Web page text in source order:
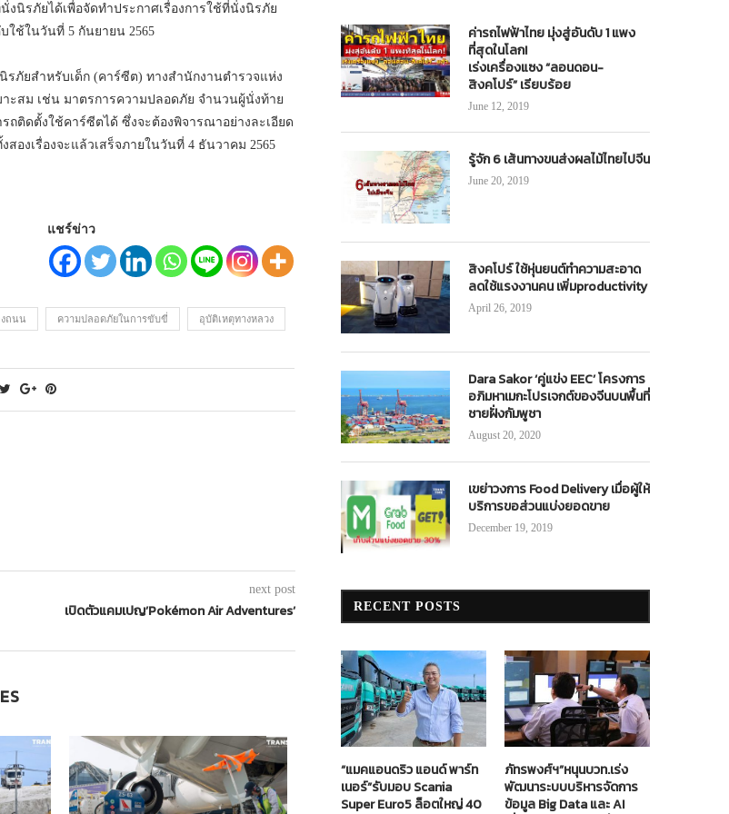
นิรภัยได้เพื่อจัดทำประกาศเรื่องการใช้ที่นั่งนิรภัย
ใช้ในวันที่ 5 กันยายน 2565
รภัยสำหรับเด็ก (คาร์ซีต) ทางสำนักงานตำรวจแห่ง
ะสม เช่น มาตรการความปลอดภัย จำนวนผู้นั่งท้าย
ติดตั้งใช้คาร์ซีตได้ ซึ่งจะต้องพิจารณาอย่างละเอียด
งเรื่องจะแล้วเสร็จภายในวันที่ 4 ธันวาคม 2565
แชร์ข่าว
ถนน ความปลอดภัยในการขับขี่ อุบัติเหตุทางหลวง
next post
เปิดตัวแคมเปญ’Pokémon Air Adventures’
ค่ารถไฟฟ้าไทย มุ่งสู่อันดับ 1 แพง
ที่สุดในโลก!
เร่งเครื่องแซง “ลอนดอน-
สิงคโปร์” เรียบร้อย
June 12, 2019
รู้จัก 6 เส้นทางขนส่งผลไม้ไทยไปจีน
June 20, 2019
สิงคโปร์ ใช้หุ่นยนต์ทำความสะอาด
ลดใช้แรงงานคน เพิ่มproductivity
April 26, 2019
Dara Sakor ‘คู่แข่ง EEC’ โครงการ
อภิมหาเมกะโปรเจกต์ของจีนบนพื้นที่
ชายฝั่งกัมพูชา
August 20, 2020
เขย่าวงการ Food Delivery เมื่อผู้ให้
บริการขอส่วนแบ่งยอดขาย
December 19, 2019
RECENT POSTS
“แมคแอนดริว แอนด์ พาร์ท
เนอร์”รับมอบ Scania
Super Euro5 ล็อตใหญ่ 40
ภัทรพงศ์ฯ”หนุนบวท.เร่ง
พัฒนาระบบบริหารจัดการ
ข้อมูล Big Data และ AI